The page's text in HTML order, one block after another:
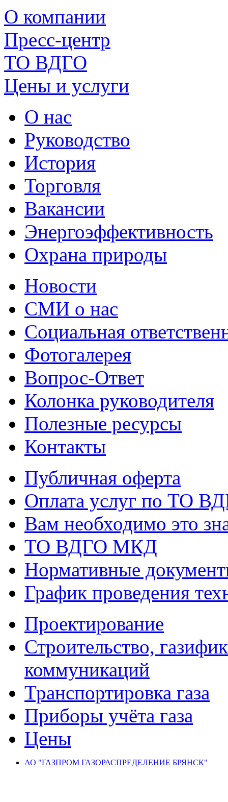
О компании
Пресс-центр
TO ВДГО
Цены и услуги
О нас
Руководство
История
Торговля
Вакансии
Энергоэффективность
Охрана природы
Новости
СМИ о нас
Социальная
Фотогалерея
Вопрос-Ответ
Колонка руководителя
Полезные ресурсы
Контакты
Публичная оферта
Оплата услуг по ТО
Вам необходимо это
ТО ВДГО МКД
Нормативные
График проведения
Проектирование
Строительство,
коммуникаций
Транспортировка газа
Приборы учёта газа
Цены
АО "ГАЗПРОМ ГАЗОРАСПРЕДЕЛЕНИЕ БРЯНСК"